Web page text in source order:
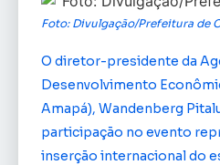
Foto: Divulgação/Prefeitura de
O diretor-presidente da
Desenvolvimento
Amapá), Wandenberg
participação no evento
inserção internacional do